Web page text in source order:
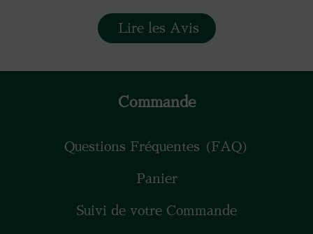
Lire les Avis
Commande
Questions Fréquentes (FAQ)
Panier
Suivi de votre Commande